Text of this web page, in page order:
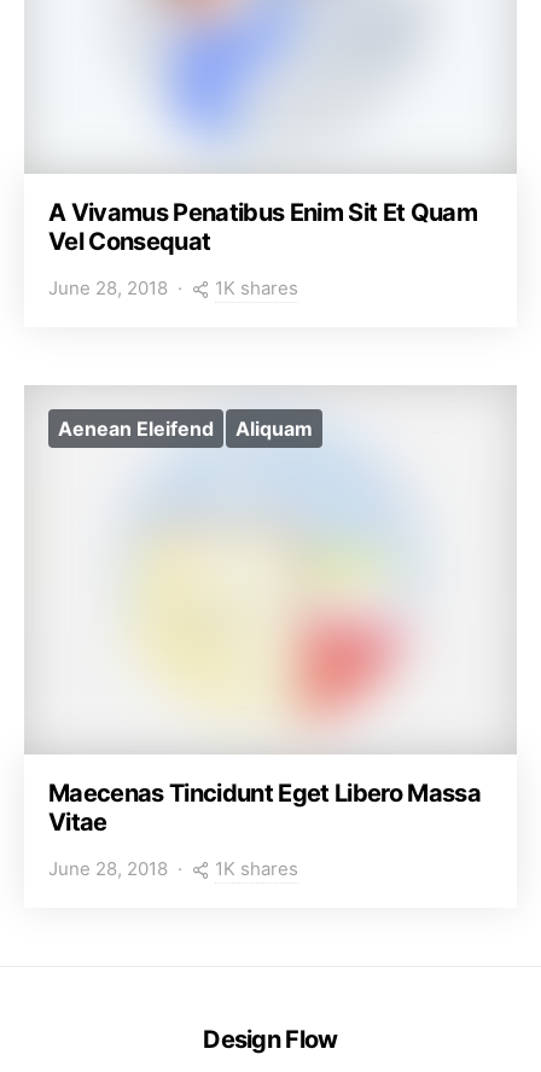
A Vivamus Penatibus Enim Sit Et Quam
Vel Consequat
June 28, 2018 1K shares
Aenean Eleifend Aliquam
Maecenas Tincidunt Eget Libero Massa
Vitae
June 28, 2018 1K shares
Design Flow